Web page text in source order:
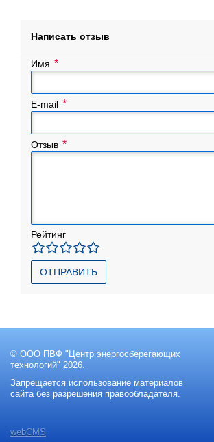
Написать отзыв
Имя
E-mail
Отзыв
Рейтинг
ОТПРАВИТЬ
© ООО ПВФ "Центр энергосберегающих
технологий" 2026.
Запрещается использование материалов
сайта без разрешения правообладателя.
webCMS